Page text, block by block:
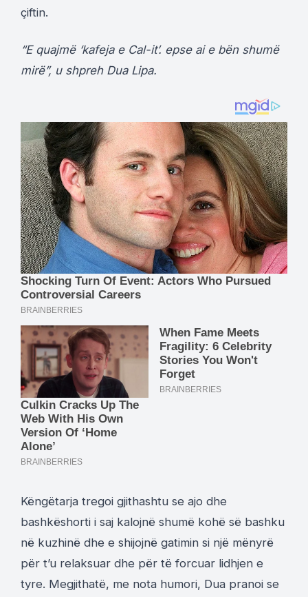
çiftin.
“E quajmë ‘kafeja e Cal-it’. epse ai e bën shumë
mirë”, u shpreh Dua Lipa.
Këngëtarja tregoi gjithashtu se ajo dhe
bashkëshorti i saj kalojnë shumë kohë së bashku
në kuzhinë dhe e shijojnë gatimin si një mënyrë
për t’u relaksuar dhe për të forcuar lidhjen e
tyre. Megjithatë, me nota humori, Dua pranoi se